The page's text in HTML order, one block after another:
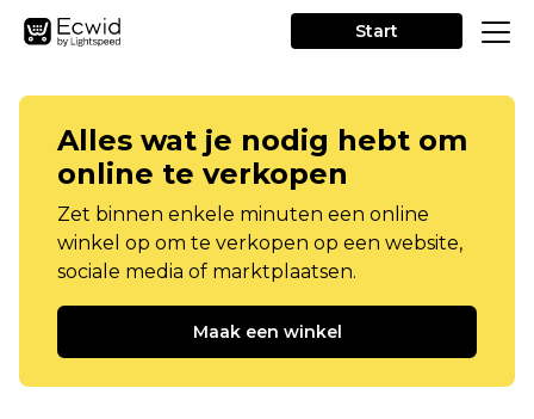
Start
Alles wat je nodig hebt om
online te verkopen
Zet binnen enkele minuten een online
winkel op om te verkopen op een website,
sociale media of marktplaatsen.
Maak een winkel